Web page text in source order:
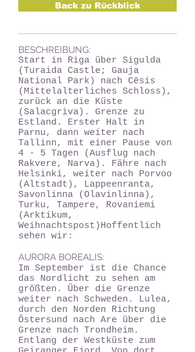
BESCHREIBUNG:
Start in Riga über Sigulda
(Turaida Castle; Gauja
National Park) nach Cēsis
(Mittelalterliches Schloss),
zurück an die Küste
(Salacgriva). Grenze zu
Estland. Erster Halt in
Parnu, dann weiter nach
Tallinn, mit einer Pause von
4 - 5 Tagen (Ausflug nach
Rakvere, Narva). Fähre nach
Helsinki, weiter nach Porvoo
(Altstadt), Lappeenranta,
Savonlinna (Olavinlinna),
Turku, Tampere, Rovaniemi
(Arktikum,
Weihnachtspost)Hoffentlich
sehen wir:
AURORA BOREALIS:
Im September ist die Chance
das Nordlicht zu sehen am
größten. Über die Grenze
weiter nach Schweden. Lulea,
durch den Norden Richtung
Östersund nach Are über die
Grenze nach Trondheim.
Entlang der Westküste zum
Back zu Rückblick